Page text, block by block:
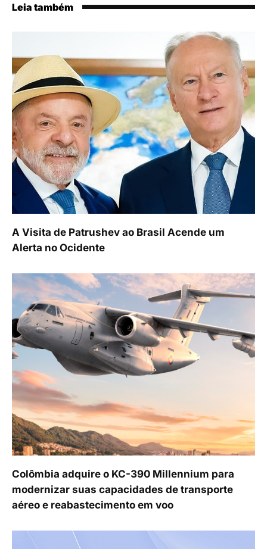
Leia também
A Visita de Patrushev ao Brasil Acende um
Alerta no Ocidente
Colômbia adquire o KC-390 Millennium para
modernizar suas capacidades de transporte
aéreo e reabastecimento em voo